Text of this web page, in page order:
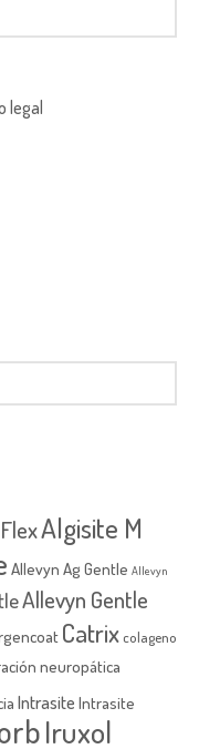
legal
Algisite M
Allevyn Ag Gentle Allevyn
Allevyn Gentle
Catrix colageno
neuropática
Intrasite Intrasite
Iruxol